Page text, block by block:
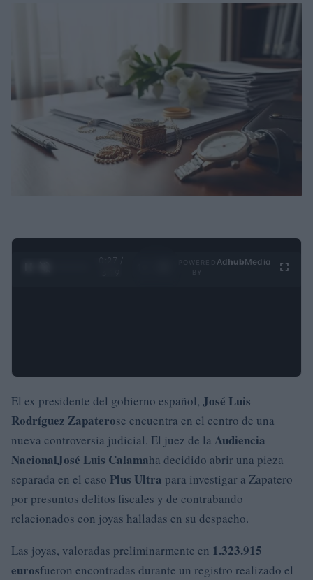
0:28 /
Ad hubMedia
El ex presidente del gobierno español, José Luis
Rodríguez Zapaterose encuentra en el centro de una
nueva controversia judicial. El juez de la Audiencia
NacionalJosé Luis Calamaha decidido abrir una pieza
separada en el caso Plus Ultra para investigar a Zapatero
por presuntos delitos fiscales y de contrabando
relacionados con joyas halladas en su despacho.
Las joyas, valoradas preliminarmente en 1.323.915
eurosfueron encontradas durante un registro realizado el